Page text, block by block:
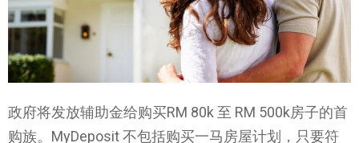
政府将发放辅助金给购买RM 80k 至 RM 500k房子的首
购族。MyDeposit 不包括购买一马房屋计划，只要符